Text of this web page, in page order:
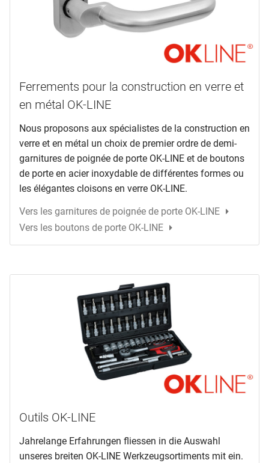
Ferrements pour la construction en verre et
en métal OK-LINE
Nous proposons aux spécialistes de la construction en
verre et en métal un choix de premier ordre de demi-
garnitures de poignée de porte OK-LINE et de boutons
de porte en acier inoxydable de différentes formes ou
les élégantes cloisons en verre OK-LINE.
Vers les garnitures de poignée de porte OK-LINE
Vers les boutons de porte OK-LINE
Outils OK-LINE
Jahrelange Erfahrungen fliessen in die Auswahl
unseres breiten OK-LINE Werkzeugsortiments mit ein.